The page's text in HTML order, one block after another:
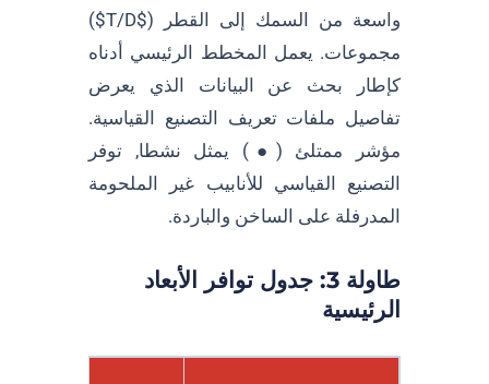
واسعة من السمك إلى القطر ($T/D$
)
مجموعات. يعمل المخطط الرئيسي أدناه
كإطار بحث عن البيانات الذي يعرض
تفاصيل ملفات تعريف التصنيع القياسية.
مؤشر ممتلئ (●) يمثل نشطا, توفر
التصنيع القياسي للأنابيب غير الملحومة
المدرفلة على الساخن والباردة.
طاولة 3: جدول توافر الأبعاد
الرئيسية